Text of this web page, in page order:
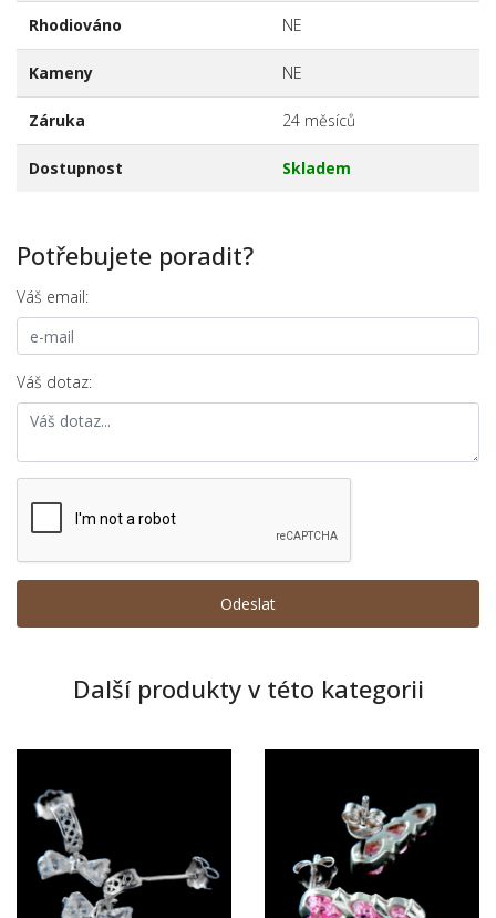
Rhodiováno NE
Kameny NE
Záruka 24 měsíců
Dostupnost Skladem
Potřebujete poradit?
Váš email:
Váš dotaz:
Další produkty v této kategorii